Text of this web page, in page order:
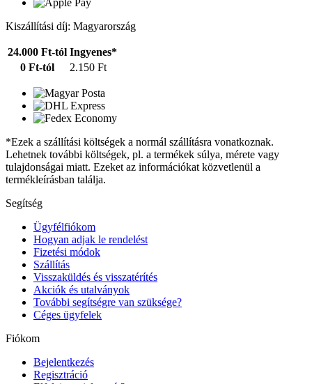
Kiszállítási díj: Magyarország
24.000 Ft-tól Ingyenes*
0 Ft-tól
2.150 Ft
*Ezek a szállítási költségek a normál szállításra vonatkoznak.
Lehetnek további költségek, pl. a termékek súlya, mérete vagy
tulajdonságai miatt. Ezeket az információkat közvetlenül a
termékleírásban találja.
Segítség
Ügyfélfiókom
Hogyan adjak le rendelést
Fizetési módok
Szállítás
Visszaküldés és visszatérítés
Akciók és utalványok
További segítségre van szüksége?
Céges ügyfelek
Fiókom
Bejelentkezés
Regisztráció